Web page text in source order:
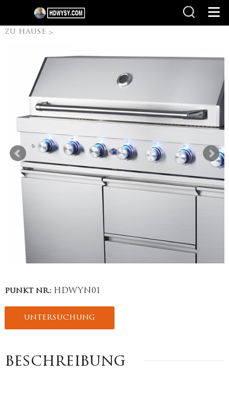
zu hause >
punkt nr.:HDWYN01
untersuchung
beschreibung